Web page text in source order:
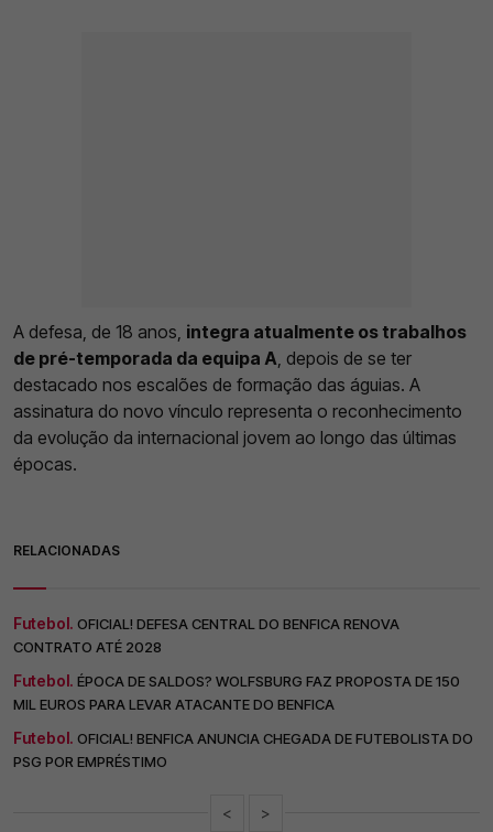
A defesa, de 18 anos, integra atualmente os trabalhos
de pré-temporada da equipa A , depois de se ter
destacado nos escalões de formação das águias. A
assinatura do novo vínculo representa o reconhecimento
da evolução da internacional jovem ao longo das últimas
épocas.
RELACIONADAS
Futebol. OFICIAL! DEFESA CENTRAL DO BENFICA RENOVA
CONTRATO ATÉ 2028
Futebol. ÉPOCA DE SALDOS? WOLFSBURG FAZ PROPOSTA DE 150
MIL EUROS PARA LEVAR ATACANTE DO BENFICA
Futebol. OFICIAL! BENFICA ANUNCIA CHEGADA DE FUTEBOLISTA DO
PSG POR EMPRÉSTIMO
< >